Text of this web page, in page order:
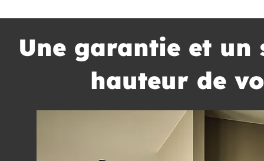
Une garantie et un
hauteur de